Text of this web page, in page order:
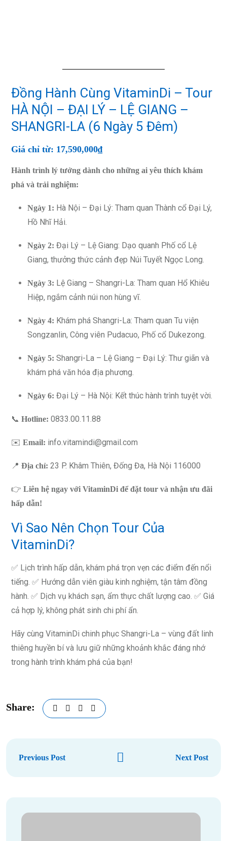
Đồng Hành Cùng VitaminDi – Tour
HÀ NỘI – ĐẠI LÝ – LỆ GIANG –
SHANGRI-LA (6 Ngày 5 Đêm)
Giá chỉ từ: 17,590,000₫
Hành trình lý tưởng dành cho những ai yêu thích khám
phá và trải nghiệm:
Ngày 1: Hà Nội – Đại Lý: Tham quan Thành cổ Đại Lý,
Hồ Nhĩ Hải.
Ngày 2: Đại Lý – Lệ Giang: Dạo quanh Phố cổ Lệ
Giang, thưởng thức cảnh đẹp Núi Tuyết Ngọc Long.
Ngày 3: Lệ Giang – Shangri-La: Tham quan Hổ Khiêu
Hiệp, ngắm cảnh núi non hùng vĩ.
Ngày 4: Khám phá Shangri-La: Tham quan Tu viện
Songzanlin, Công viên Pudacuo, Phố cổ Dukezong.
Ngày 5: Shangri-La – Lệ Giang – Đại Lý: Thư giãn và
khám phá văn hóa địa phương.
Ngày 6: Đại Lý – Hà Nội: Kết thúc hành trình tuyệt vời.
📞 Hotline: 0833.00.11.88
✉️ Email: info.vitamindi@gmail.com
📍 Địa chỉ: 23 P. Khâm Thiên, Đống Đa, Hà Nội 116000
👉 Liên hệ ngay với VitaminDi để đặt tour và nhận ưu đãi
hấp dẫn!
Vì Sao Nên Chọn Tour Của
VitaminDi?
✅ Lịch trình hấp dẫn, khám phá trọn vẹn các điểm đến nổi
tiếng. ✅ Hướng dẫn viên giàu kinh nghiệm, tận tâm đồng
hành. ✅ Dịch vụ khách sạn, ẩm thực chất lượng cao. ✅ Giá
cả hợp lý, không phát sinh chi phí ẩn.
Hãy cùng VitaminDi chinh phục Shangri-La – vùng đất linh
thiêng huyền bí và lưu giữ những khoảnh khắc đáng nhớ
trong hành trình khám phá của bạn!
Share:
Previous Post Next Post